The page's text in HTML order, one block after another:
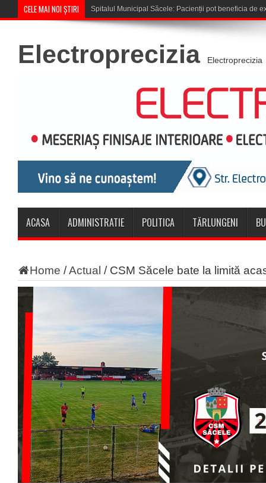
CELE MAI NOI ȘTIRI Cupa României: CSM Săcele întâ
Electroprecizia Electroprecizia
ACASA ADMINISTRATIE POLITICA TĂRLUNGENI
Home /Actual / CSM Săcele bate la limită